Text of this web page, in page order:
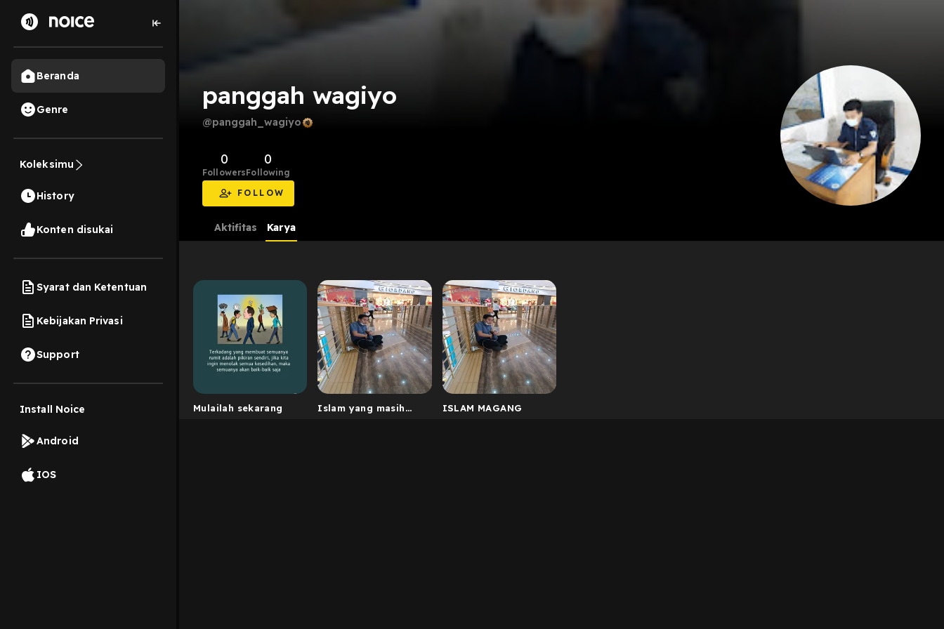
Beranda
Genre
Koleksimu
History
Konten disukai
Syarat dan Ketentuan
Kebijakan Privasi
Support
Install Noice
Android
IOS
panggah wagiyo
@panggah_wagiyo
0
Followers
0
Following
FOLLOW
Aktifitas Karya
Mulailah sekarang
Islam yang masih
ISLAM MAGANG